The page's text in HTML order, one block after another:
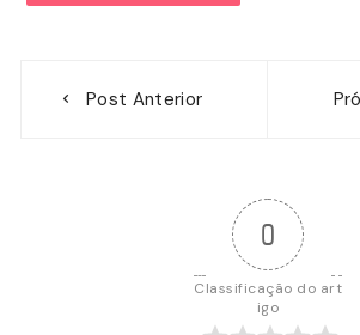
Post Anterior
0
Classificação do art
igo